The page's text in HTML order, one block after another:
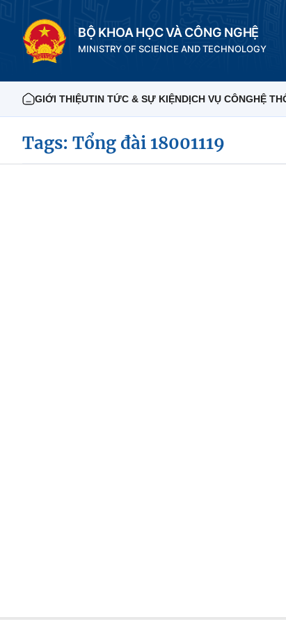
BỘ KHOA HỌC VÀ CÔNG NGHỆ
MINISTRY OF SCIENCE AND TECHNOLOGY
GIỚI THIỆUTIN TỨC & SỰ KIỆNDỊCH VỤ CÔNGHỆ
Tags: Tổng đài 18001119